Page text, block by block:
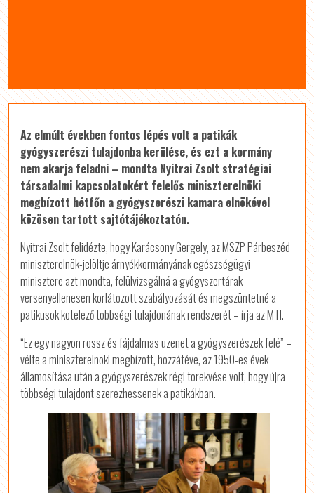
Az elmúlt években fontos lépés volt a patikák
gyógyszerészi tulajdonba kerülése, és ezt a kormány
nem akarja feladni – mondta Nyitrai Zsolt stratégiai
társadalmi kapcsolatokért felelős miniszterelnöki
megbízott hétfőn a gyógyszerészi kamara elnökével
közösen tartott sajtótájékoztatón.
Nyitrai Zsolt felidézte, hogy Karácsony Gergely, az MSZP-Párbeszéd
miniszterelnök-jelöltje árnyékkormányának egészségügyi
minisztere azt mondta, felülvizsgálná a gyógyszertárak
versenyellenesen korlátozott szabályozását és megszüntetné a
patikusok kötelező többségi tulajdonának rendszerét – írja az MTI.
“Ez egy nagyon rossz és fájdalmas üzenet a gyógyszerészek felé” –
vélte a miniszterelnöki megbízott, hozzátéve, az 1950-es évek
államosítása után a gyógyszerészek régi törekvése volt, hogy újra
többségi tulajdont szerezhessenek a patikákban.